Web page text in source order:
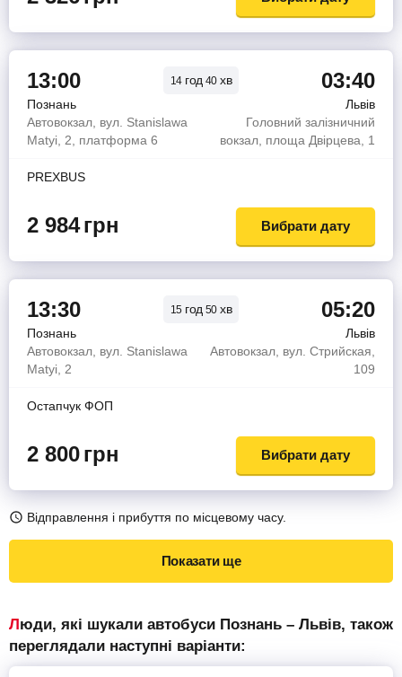
13:00 14 год 40 хв 03:40
Познань
Львів
Автовокзал, вул. Stanislawa
Matyi, 2, платформа 6
Головний залізничний
вокзал, площа Двірцева, 1
PREXBUS
2 984грн Вибрати дату
13:30 15 год 50 хв 05:20
Познань
Львів
Автовокзал, вул. Stanislawa
Matyi, 2
Автовокзал, вул. Стрийская,
109
Остапчук ФОП
2 800грн Вибрати дату
Відправлення і прибуття по місцевому часу.
Показати ще
Люди, які шукали автобуси Познань – Львів, також
переглядали наступні варіанти: